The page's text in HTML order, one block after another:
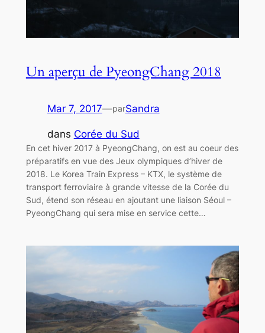
Un aperçu de PyeongChang 2018
Mar 7, 2017—parSandra
dans Corée du Sud
En cet hiver 2017 à PyeongChang, on est au coeur des
préparatifs en vue des Jeux olympiques d’hiver de
2018. Le Korea Train Express – KTX, le système de
transport ferroviaire à grande vitesse de la Corée du
Sud, étend son réseau en ajoutant une liaison Séoul –
PyeongChang qui sera mise en service cette…